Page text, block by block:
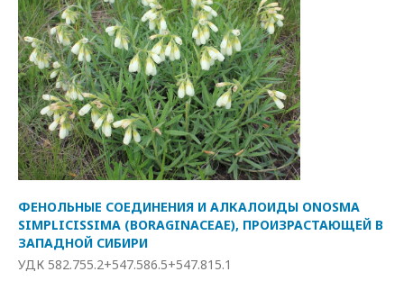
ФЕНОЛЬНЫЕ СОЕДИНЕНИЯ И АЛКАЛОИДЫ ONOSMA
SIMPLICISSIMA (BORAGINACEAE), ПРОИЗРАСТАЮЩЕЙ В
ЗАПАДНОЙ СИБИРИ
УДК 582.755.2+547.586.5+547.815.1